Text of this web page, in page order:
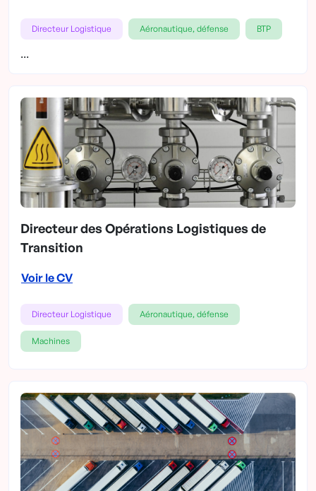
Directeur Logistique Aéronautique, défense BTP
...
Directeur des Opérations Logistiques de
Transition
Voir le CV
Directeur Logistique Aéronautique, défense
Machines